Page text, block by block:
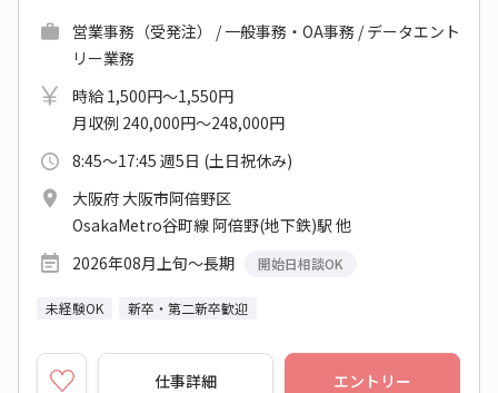
営業事務（受発注） / 一般事務・OA事務 / データエント
リー業務
時給 1,500円～1,550円
月収例 240,000円～248,000円
8:45～17:45 週5日 (土日祝休み)
大阪府 大阪市阿倍野区
OsakaMetro谷町線 阿倍野(地下鉄)駅 他
2026年08月上旬～長期
開始日相談OK
未経験OK 新卒・第二新卒歓迎
仕事詳細 エントリー